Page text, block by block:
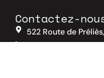
Contactez-
522 Route de